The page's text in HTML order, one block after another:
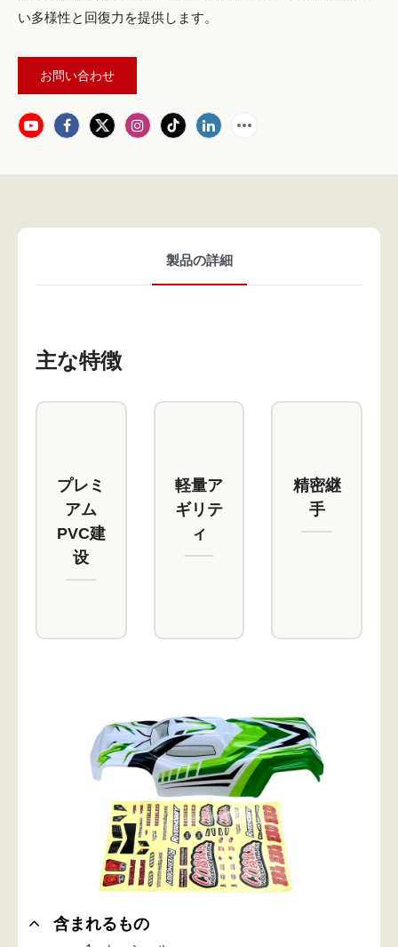
い多様性と回復力を提供します。
お問い合わせ
製品の詳細
主な特徴
プレミ
アム
PVC建
设
軽量ア
ギリテ
ィ
精密継
手
含まれるもの